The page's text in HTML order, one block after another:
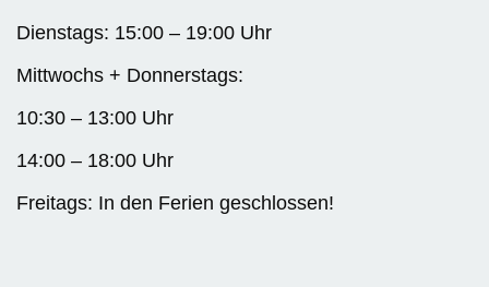
Dienstags: 15:00 – 19:00 Uhr
Mittwochs + Donnerstags:
10:30 – 13:00 Uhr
14:00 – 18:00 Uhr
Freitags: In den Ferien geschlossen!